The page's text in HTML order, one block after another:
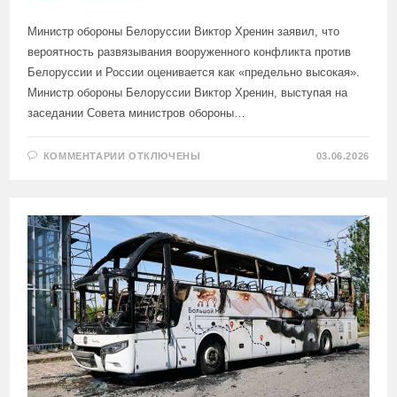
Министр обороны Белоруссии Виктор Хренин заявил, что
вероятность развязывания вооруженного конфликта против
Белоруссии и России оценивается как «предельно высокая».
Министр обороны Белоруссии Виктор Хренин, выступая на
заседании Совета министров обороны…
КОММЕНТАРИИ К
ОЦЕНИЛ
ВЕРОЯТНОСТЬ
ГЛОБАЛЬНОГО
КОНФЛИКТА
ОТКЛЮЧЕНЫ 03.06.2026